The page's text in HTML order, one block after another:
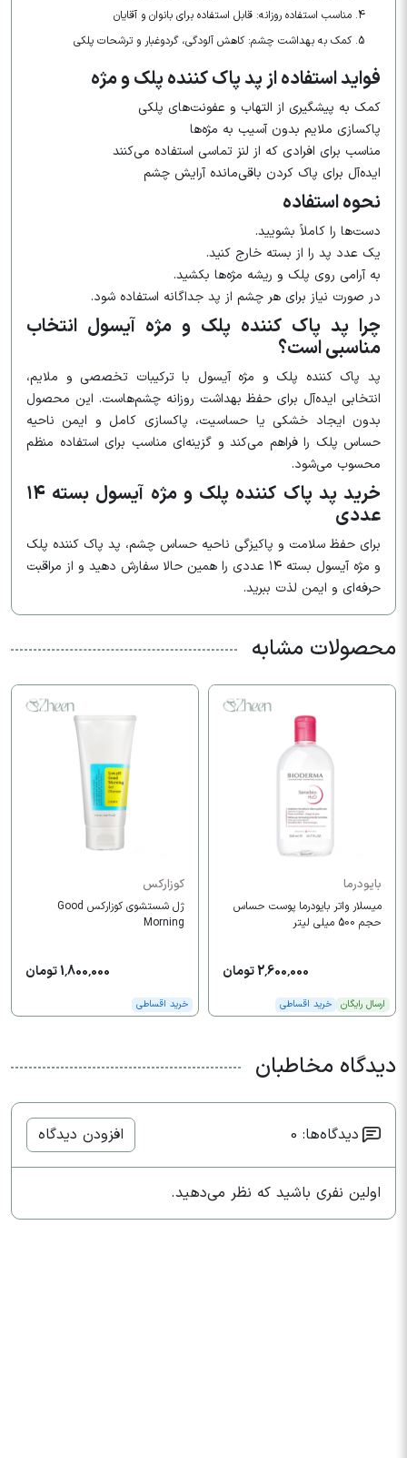
مناسب استفاده روزانه: قابل استفاده برای بانوان و آقایان
کمک به بهداشت چشم: کاهش آلودگی، گردوغبار و ترشحات پلکی
فواید استفاده از پد پاک کننده پلک و مژه
کمک به پیشگیری از التهاب و عفونت‌های پلکی
پاکسازی ملایم بدون آسیب به مژه‌ها
مناسب برای افرادی که از لنز تماسی استفاده می‌کنند
ایده‌آل برای پاک کردن باقی‌مانده آرایش چشم
نحوه استفاده
دست‌ها را کاملاً بشویید.
یک عدد پد را از بسته خارج کنید.
به آرامی روی پلک و ریشه مژه‌ها بکشید.
در صورت نیاز برای هر چشم از پد جداگانه استفاده شود.
چرا پد پاک کننده پلک و مژه آیسول انتخاب
مناسبی است؟
پد پاک کننده پلک و مژه آیسول با ترکیبات تخصصی و ملایم،
انتخابی ایده‌آل برای حفظ بهداشت روزانه چشم‌هاست. این محصول
بدون ایجاد خشکی یا حساسیت، پاکسازی کامل و ایمن ناحیه
حساس پلک را فراهم می‌کند و گزینه‌ای مناسب برای استفاده منظم
محسوب می‌شود.
خرید پد پاک کننده پلک و مژه آیسول بسته ۱۴
عددی
برای حفظ سلامت و پاکیزگی ناحیه حساس چشم، پد پاک کننده پلک
و مژه آیسول بسته ۱۴ عددی را همین حالا سفارش دهید و از مراقبت
حرفه‌ای و ایمن لذت ببرید.
محصولات مشابه
بایودرما
میسلار واتر بایودرما پوست حساس
حجم 500 میلی لیتر
2,600,000 تومان
ارسال رایگان خرید اقساطی
کوزارکس
ژل شستشوی کوزارکس Good
Morning
1,800,000 تومان
خرید اقساطی
دیدگاه مخاطبان
دیدگاه‌ها: 0 افزودن دیدگاه
اولین نفری باشید که نظر می‌دهید.